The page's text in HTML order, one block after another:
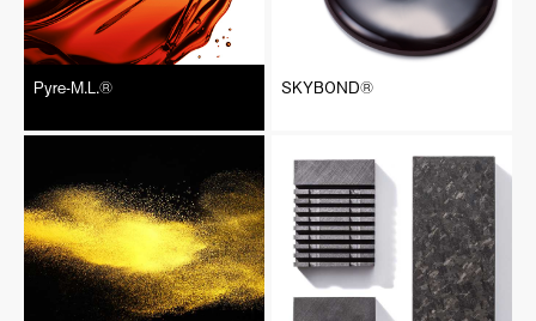
Pyre-M.L.®︎ SKYBOND®︎